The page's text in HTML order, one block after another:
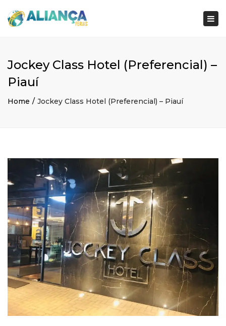
Jockey Class Hotel (Preferencial) –
Piauí
Home Jockey Class Hotel (Preferencial) – Piauí